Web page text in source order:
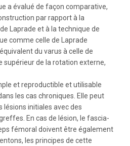
a évalué de façon comparative,
par rapport à la
Laprade et à la technique de
comme celle de Laprade
du varus à celle de
supérieur de la rotation externe,
et reproductible et utilisable
les cas chroniques. Elle peut
initiales avec des
En cas de lésion, le fascia-
fémoral doivent être également
les principes de cette